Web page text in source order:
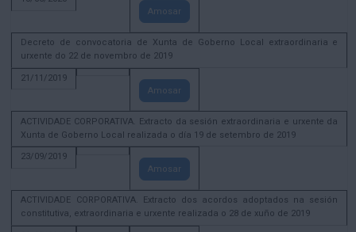
Amosar
Decreto de convocatoria de Xunta de Goberno Local extraordinaria e
urxente do 22 de novembro de 2019
21/11/2019
Amosar
ACTIVIDADE CORPORATIVA. Extracto da sesión extraordinaria e urxente da
Xunta de Goberno Local realizada o día 19 de setembro de 2019
23/09/2019
Amosar
ACTIVIDADE CORPORATIVA. Extracto dos acordos adoptados na sesión
constitutiva, extraordinaria e urxente realizada o 28 de xuño de 2019